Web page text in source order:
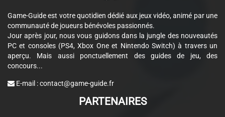
Game-Guide est votre quotidien dédié aux jeux vidéo, animé par une
communauté de joueurs bénévoles passionnés.
Jour après jour, nous vous guidons dans la jungle des nouveautés
PC et consoles (PS4, Xbox One et Nintendo Switch) à travers un
aperçu. Mais aussi ponctuellement des guides de jeu, des
concours...
E-mail :contact@game-guide.fr
PARTENAIRES